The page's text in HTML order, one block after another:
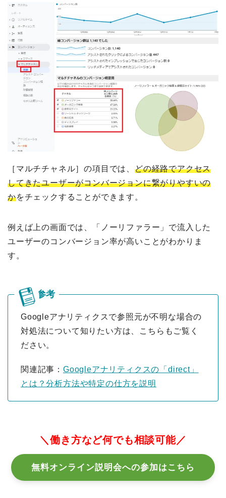
［マルチチャネル］の項目では、 どの経路でアクセス
してきたユーザーがコンバージョンに繋がりやすいの
かをチェックすることができます。
例えば上の画面では、「ノーリファラー」で流入した
ユーザーのコンバージョン率が高いことがわかりま
す。
Googleアナリティクスで参照元が不明な場合の
対処法について知りたい方は、こちらもご覧く
ださい。
関連記事： Googleアナリティクスの「direct」
とは？分析方法や特定の仕方を説明
＼働き方など何でも相談可能／
無料オンライン説明会への参加はこちら